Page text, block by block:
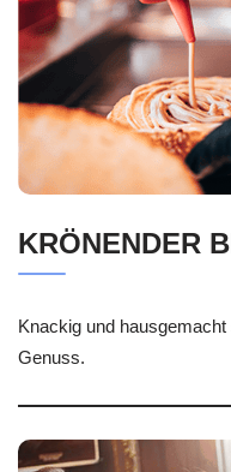
KRÖNENDER
Knackig und
Genuss.